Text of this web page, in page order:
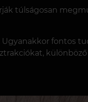
túlságosan
fontos